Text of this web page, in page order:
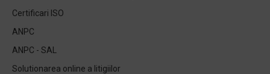
Certificari ISO
ANPC
ANPC - SAL
Solutionarea online a litigiilor